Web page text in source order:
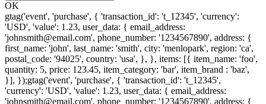
OK
gtag('event', 'purchase', { 'transaction_id': 't_12345', 'currency':
'USD', 'value': 1.23, user_data: { email_address:
'johnsmith@email.com', phone_number: '1234567890', address: {
first_name: 'john', last_name: 'smith', city: 'menlopark', region: 'ca',
postal_code: '94025', country: 'usa', }, }, items: [{ item_name: 'foo',
quantity: 5, price: 123.45, item_category: 'bar', item_brand : 'baz',
}], });gtag('event', 'purchase', { 'transaction_id': 't_12345',
'currency': 'USD', 'value': 1.23, user_data: { email_address:
'johnsmith@email.com', phone_number: '1234567890', address: {